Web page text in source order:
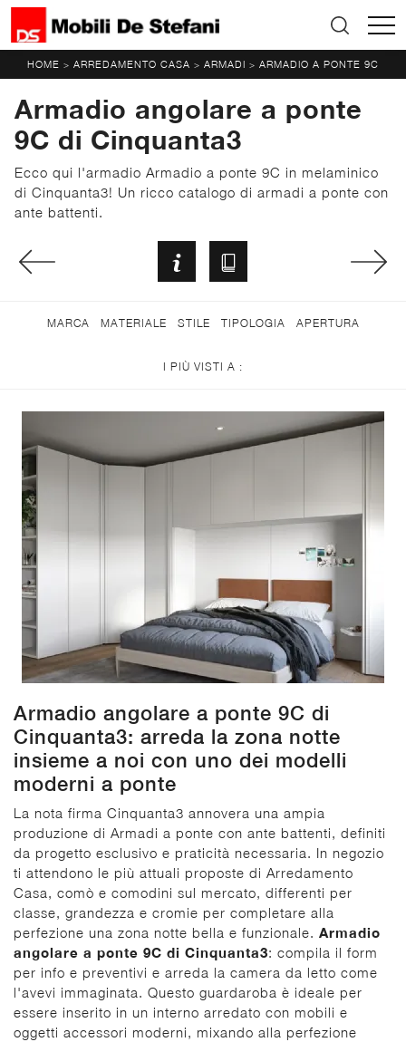
HOME > ARREDAMENTO CASA > ARMADI > ARMADIO A PONTE 9C
Armadio angolare a ponte
9C di Cinquanta3
Ecco qui l'armadio Armadio a ponte 9C in melaminico
di Cinquanta3! Un ricco catalogo di armadi a ponte con
ante battenti.
MARCA MATERIALE STILE TIPOLOGIA APERTURA
I PIÙ VISTI A :
Armadio angolare a ponte 9C di
Cinquanta3: arreda la zona notte
insieme a noi con uno dei modelli
moderni a ponte
La nota firma Cinquanta3 annovera una ampia
produzione di Armadi a ponte con ante battenti, definiti
da progetto esclusivo e praticità necessaria. In negozio
ti attendono le più attuali proposte di Arredamento
Casa, comò e comodini sul mercato, differenti per
classe, grandezza e cromie per completare alla
perfezione una zona notte bella e funzionale. Armadio
angolare a ponte 9C di Cinquanta3: compila il form
per info e preventivi e arreda la camera da letto come
l'avevi immaginata. Questo guardaroba è ideale per
essere inserito in un interno arredato con mobili e
oggetti accessori moderni, mixando alla perfezione